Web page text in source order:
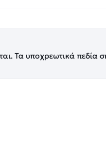
Τα υποχρεωτικά πεδία